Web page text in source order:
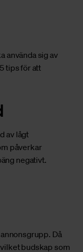
använda sig av
tips för att
av lågt
påverkar
negativt.
Då
budskap som